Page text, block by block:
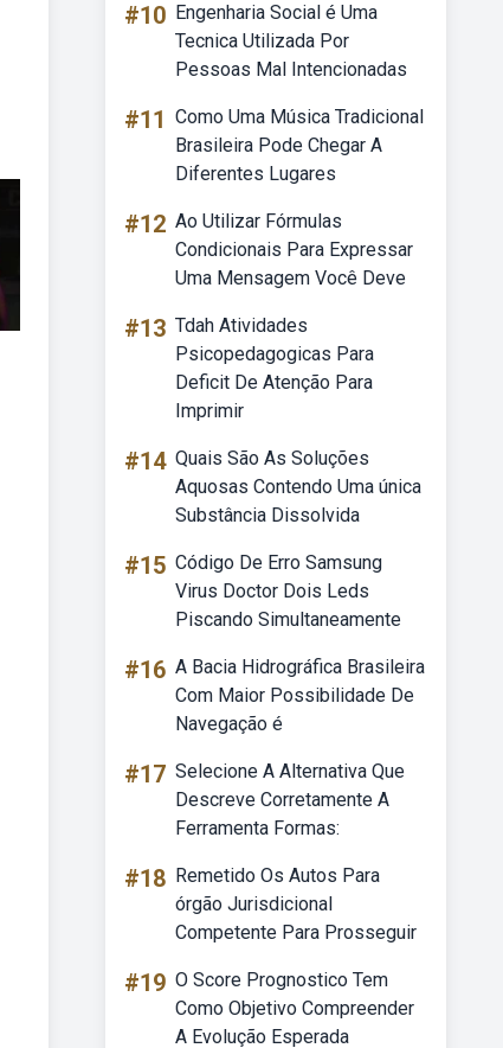
#10 Engenharia Social é Uma
Tecnica Utilizada Por
Pessoas Mal Intencionadas
#11 Como Uma Música Tradicional
Brasileira Pode Chegar A
Diferentes Lugares
#12 Ao Utilizar Fórmulas
Condicionais Para Expressar
Uma Mensagem Você Deve
#13 Tdah Atividades
Psicopedagogicas Para
Deficit De Atenção Para
Imprimir
#14 Quais São As Soluções
Aquosas Contendo Uma única
Substância Dissolvida
#15 Código De Erro Samsung
Virus Doctor Dois Leds
Piscando Simultaneamente
#16 A Bacia Hidrográfica Brasileira
Com Maior Possibilidade De
Navegação é
#17 Selecione A Alternativa Que
Descreve Corretamente A
Ferramenta Formas:
#18 Remetido Os Autos Para
órgão Jurisdicional
Competente Para Prosseguir
#19 O Score Prognostico Tem
Como Objetivo Compreender
A Evolução Esperada